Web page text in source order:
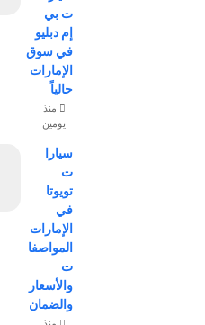
ت بي
إم دبليو
في سوق
الإمارات
حالياً
منذ
يومين
سيارا
ت
تويوتا
في
الإمارات
المواصفا
ت
والأسعار
والضمان